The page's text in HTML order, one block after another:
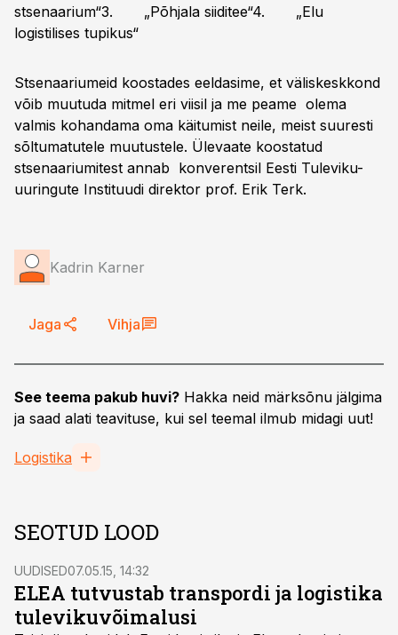
stsenaarium“3. „Põhjala siiditee“4. „Elu
logistilises tupikus“
Stsenaariumeid koostades eeldasime, et väliskeskkond
võib muutuda mitmel eri viisil ja me peame olema
valmis kohandama oma käitumist neile, meist suuresti
sõltumatutele muutustele. Ülevaate koostatud
stsenaariumitest annab konverentsil Eesti Tuleviku-
uuringute Instituudi direktor prof. Erik Terk.
Kadrin Karner
Jaga Vihja
See teema pakub huvi? Hakka neid märksõnu jälgima
ja saad alati teavituse, kui sel teemal ilmub midagi uut!
Logistika
SEOTUD LOOD
UUDISED07.05.15, 14:32
ELEA tutvustab transpordi ja logistika
tulevikuvõimalusi